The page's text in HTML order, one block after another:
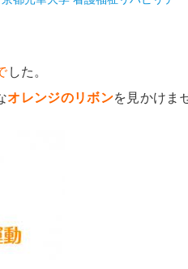
した。
オレンジのリボンを見かけま